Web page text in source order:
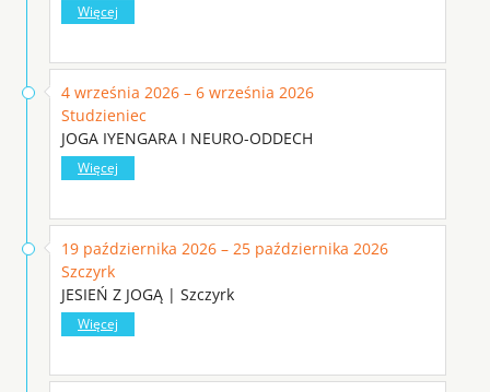
Więcej
4 września 2026 – 6 września 2026
Studzieniec
JOGA IYENGARA I NEURO-ODDECH
Więcej
19 października 2026 – 25 października 2026
Szczyrk
JESIEŃ Z JOGĄ | Szczyrk
Więcej